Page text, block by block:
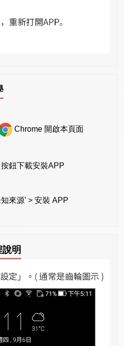
Chrome 開啟本頁面
按鈕下載安裝APP
來源' > 安裝 APP
明